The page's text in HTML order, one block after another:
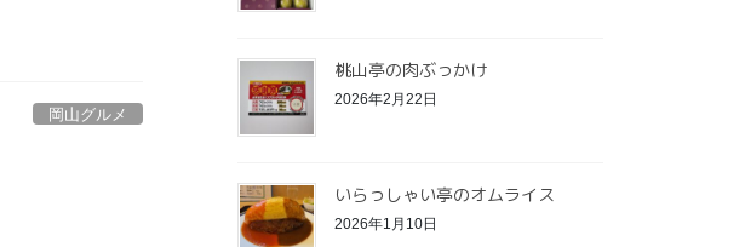
岡山グルメ
桃山亭の肉ぶっかけ
2026年2月22日
いらっしゃい亭のオムライス
2026年1月10日